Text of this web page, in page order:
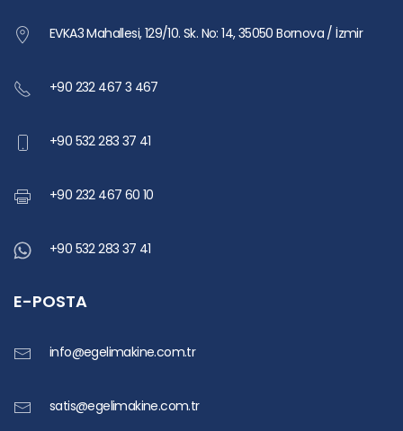
EVKA3 Mahallesi, 129/10. Sk. No: 14, 35050 Bornova / İzmir
+90 232 467 3 467
+90 532 283 37 41
+90 232 467 60 10
+90 532 283 37 41
E-POSTA
info@egelimakine.com.tr
satis@egelimakine.com.tr